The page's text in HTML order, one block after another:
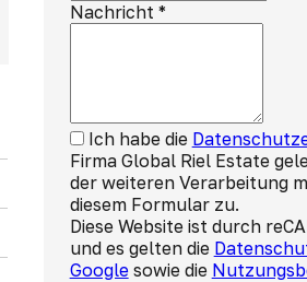
Nachricht *
Ich habe die
Firma Global Riel Estate
der weiteren Verarbeitung
diesem Formular zu.
Diese Website ist durch
und es gelten die
Googlesowie die